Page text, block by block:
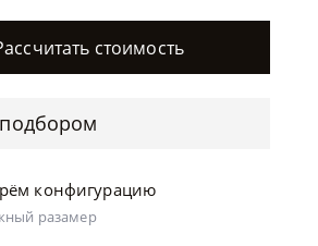
стоимость
конфигурацию
разамер